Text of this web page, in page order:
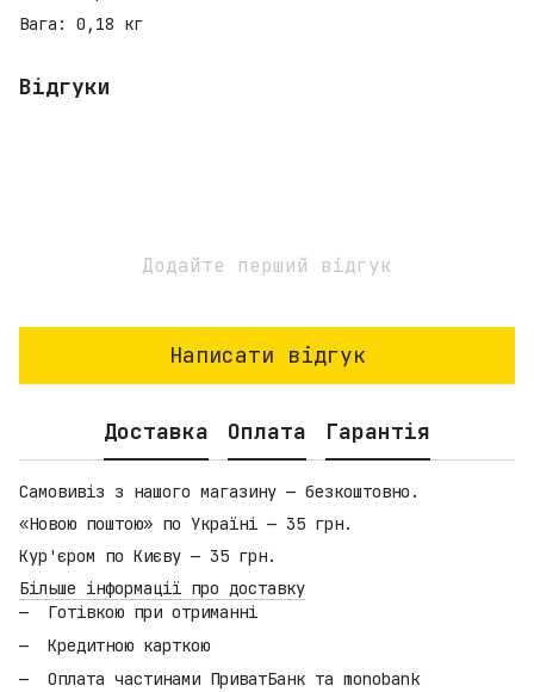
Вага: 0,18 кг
Відгуки
Додайте перший відгук
Написати відгук
Доставка Оплата Гарантія
Самовивіз з нашого магазину — безкоштовно.
«Новою поштою» по Україні — 35 грн.
Кур'єром по Києву — 35 грн.
Більше інформації про доставку
Готівкою при отриманні
Кредитною карткою
Оплата частинами ПриватБанк та monobank